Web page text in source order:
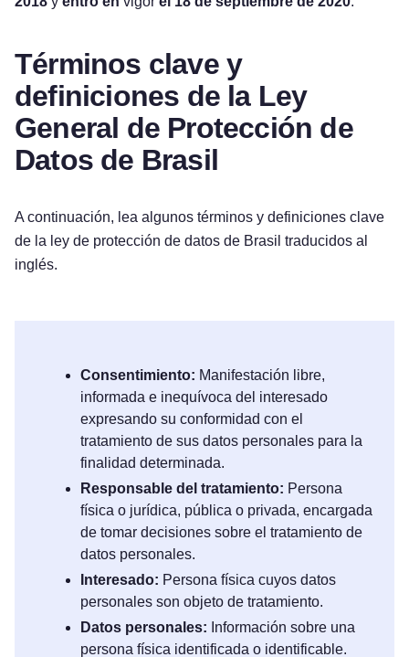
Términos clave y
definiciones de la Ley
General de Protección de
Datos de Brasil
A continuación, lea algunos términos y definiciones clave
de la ley de protección de datos de Brasil traducidos al
inglés.
Consentimiento: Manifestación libre,
informada e inequívoca del interesado
expresando su conformidad con el
tratamiento de sus datos personales para la
finalidad determinada.
Responsable del tratamiento: Persona
física o jurídica, pública o privada, encargada
de tomar decisiones sobre el tratamiento de
datos personales.
Interesado: Persona física cuyos datos
personales son objeto de tratamiento.
Datos personales: Información sobre una
persona física identificada o identificable.